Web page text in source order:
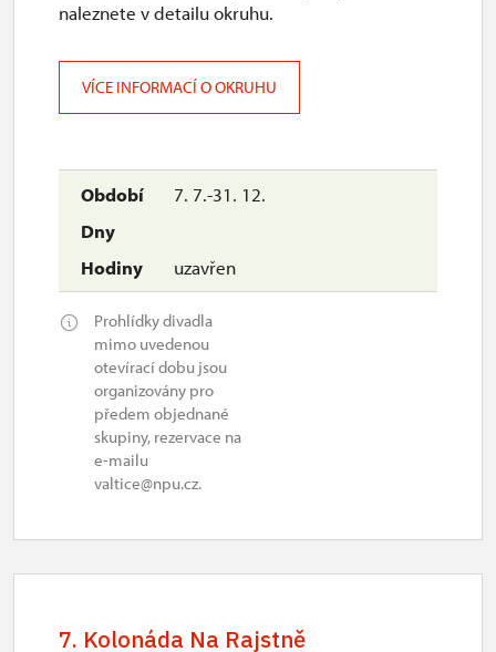
7. 7.-31. 12.
uzavřen
Prohlídky divadla
mimo uvedenou
otevírací dobu jsou
organizovány pro
předem objednané
skupiny, rezervace na
e-mailu
valtice@npu.cz.
naleznete v detailu okruhu.
VÍCE INFORMACÍ O OKRUHU
7. Kolonáda Na Rajstně